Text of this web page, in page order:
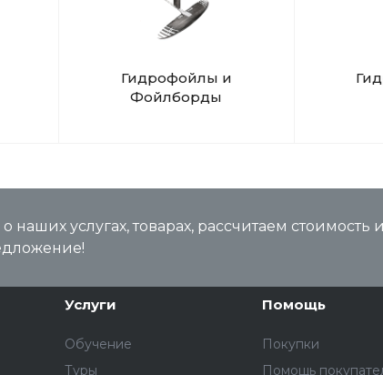
Гидрофойлы и
Фойлборды
наших услугах, товарах, рассчитаем стоимость
Услуги
Обучение
Туры
Помощь
Покупки
Помощь